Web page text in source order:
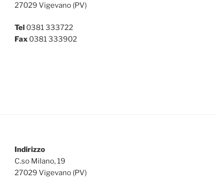
27029 Vigevano (PV)
Tel 0381 333722
Fax 0381 333902
Indirizzo
C.so Milano, 19
27029 Vigevano (PV)